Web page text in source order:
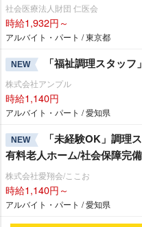
社会医療法人財団 仁医会
時給1,932円～
アルバイト・パート / 東京都
NEW 「福祉調理スタッ
株式会社アンプル
時給1,140円
アルバイト・パート / 愛知県
NEW
「未経験OK」調理
有料老人ホーム/社会保障完備
株式会社愛翔会/ここお
時給1,140円～
アルバイト・パート / 愛知県